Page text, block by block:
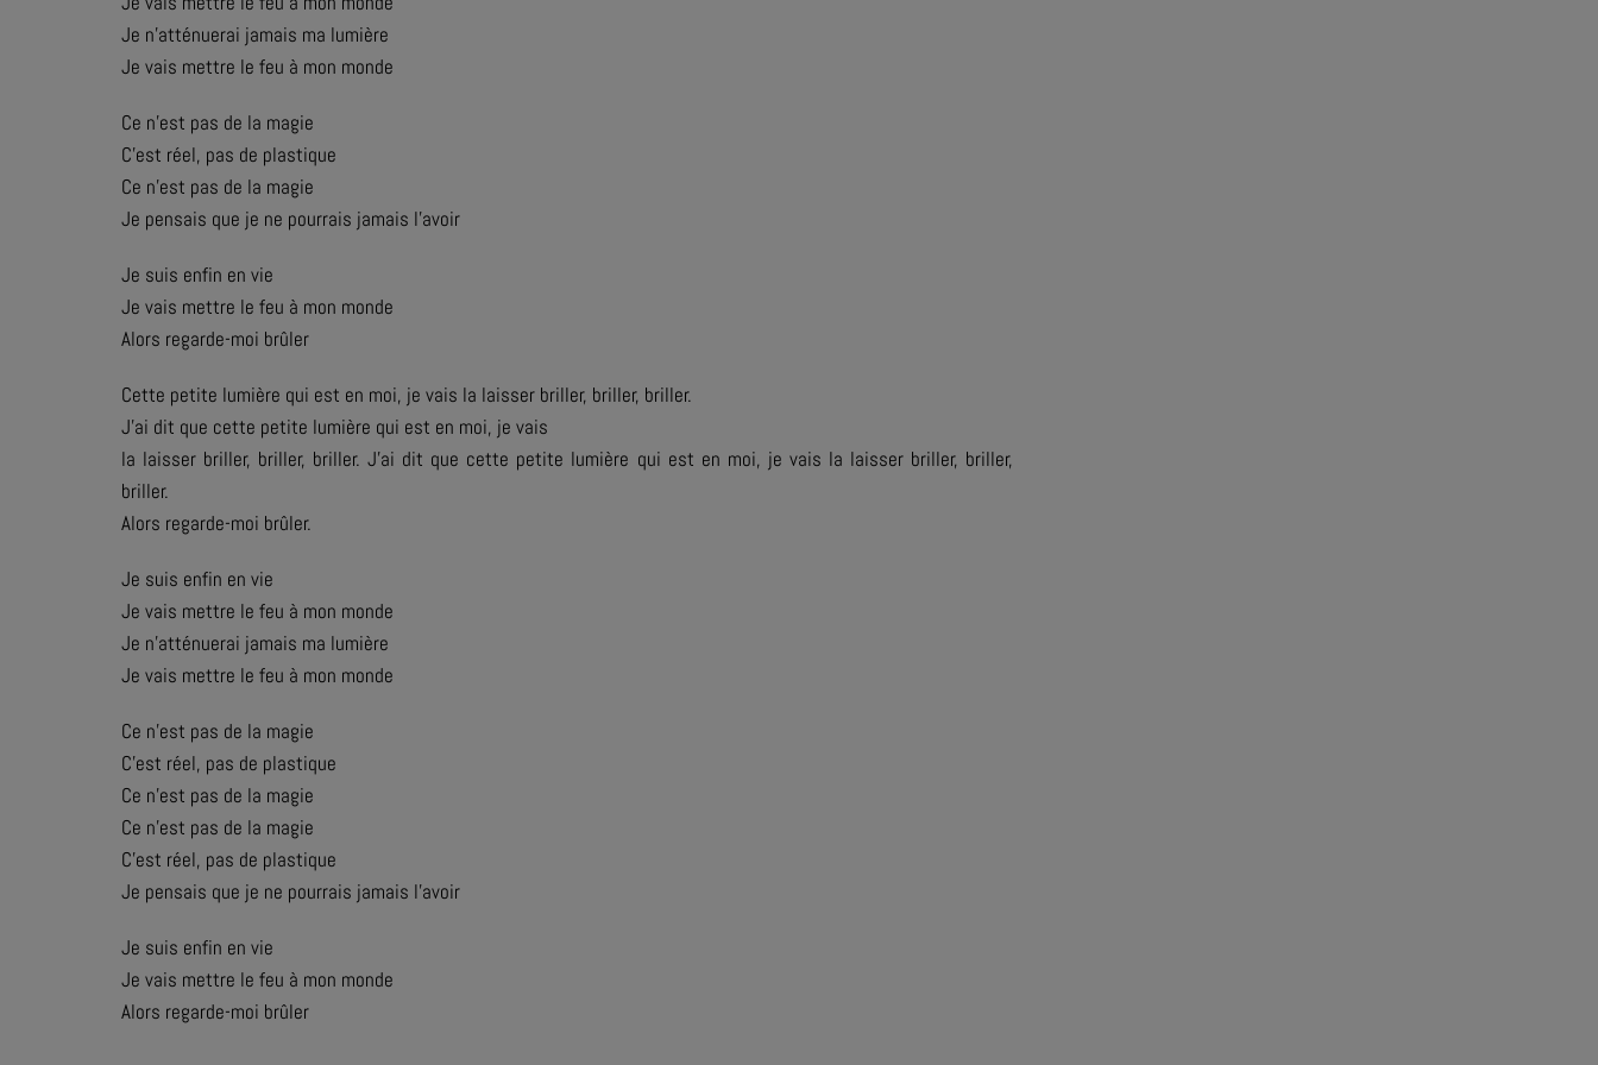
Je n'atténuerai jamais ma lumière
Je vais mettre le feu à mon monde
Ce n'est pas de la magie
C'est réel, pas de plastique
Ce n'est pas de la magie
Je pensais que je ne pourrais jamais l'avoir
Je suis enfin en vie
Je vais mettre le feu à mon monde
Alors regarde-moi brûler
Cette petite lumière qui est en moi, je vais la laisser briller, briller, briller.
J'ai dit que cette petite lumière qui est en moi, je vais
la laisser briller, briller, briller. J'ai dit que cette petite lumière qui est en moi, je vais la laisser briller, briller,
briller.
Alors regarde-moi brûler.
Je suis enfin en vie
Je vais mettre le feu à mon monde
Je n'atténuerai jamais ma lumière
Je vais mettre le feu à mon monde
Ce n'est pas de la magie
C'est réel, pas de plastique
Ce n'est pas de la magie
Ce n'est pas de la magie
C'est réel, pas de plastique
Je pensais que je ne pourrais jamais l'avoir
Je suis enfin en vie
Je vais mettre le feu à mon monde
Alors regarde-moi brûler